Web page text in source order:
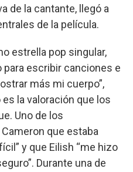
de la cantante, llegó a
de la película.
estrella pop singular,
escribir canciones e
más mi cuerpo”,
la valoración que los
Uno de los
que estaba
y que Eilish “me hizo
Durante una de